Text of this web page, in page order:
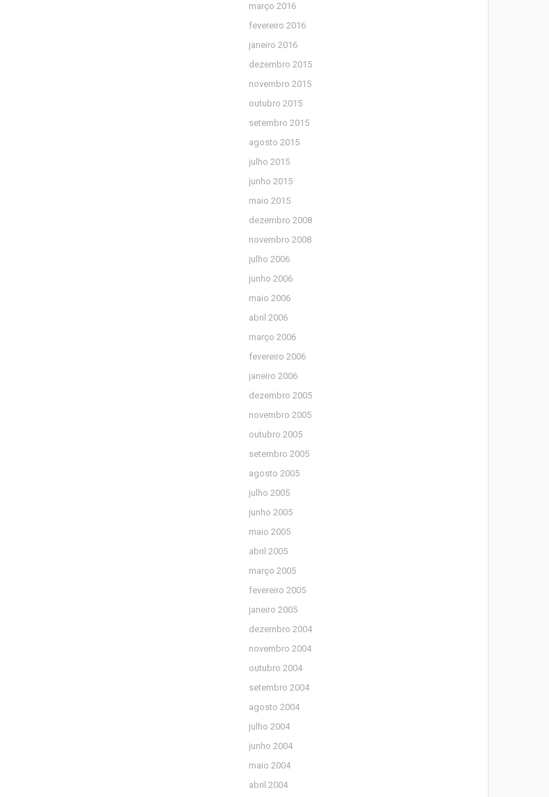
março 2016
fevereiro 2016
janeiro 2016
dezembro 2015
novembro 2015
outubro 2015
setembro 2015
agosto 2015
julho 2015
junho 2015
maio 2015
dezembro 2008
novembro 2008
julho 2006
junho 2006
maio 2006
abril 2006
março 2006
fevereiro 2006
janeiro 2006
dezembro 2005
novembro 2005
outubro 2005
setembro 2005
agosto 2005
julho 2005
junho 2005
maio 2005
abril 2005
março 2005
fevereiro 2005
janeiro 2005
dezembro 2004
novembro 2004
outubro 2004
setembro 2004
agosto 2004
julho 2004
junho 2004
maio 2004
abril 2004